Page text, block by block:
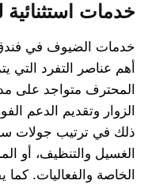
خدمات
خدمات الضيوف في
أهم عناصر التفرد التي
المحترف متواجد على
الزوار وتقديم الدعم
ذلك في ترتيب جولات
الغسيل والتنظيف، أو
الخاصة والفعاليات.